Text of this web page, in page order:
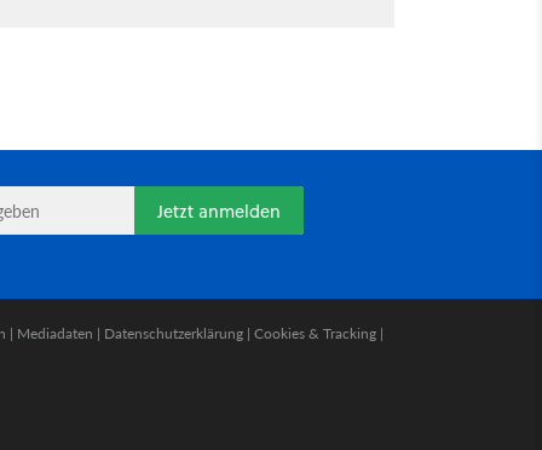
Jetzt anmelden
| Mediadaten | Datenschutzerklärung | Cookies & Tracking |